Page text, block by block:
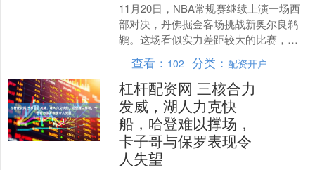
11月20日，NBA常规赛继续上演一场西
部对决，丹佛掘金客场挑战新奥尔良鹈
鹕。这场看似实力差距较大的比赛，却
因为一位“冷门英雄”的崭露头角以及一位
状元秀的复出，....
查看： 102 分类：配资开户
杠杆配资网 三核合力
发威，湖人力克快
船，哈登难以撑场，
卡子哥与保罗表现令
人失望